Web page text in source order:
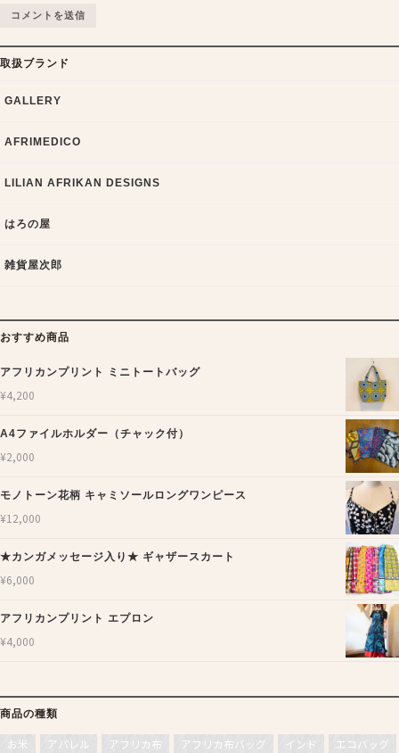
取扱ブランド
GALLERY
AFRIMEDICO
LILIAN AFRIKAN DESIGNS
はろの屋
雑貨屋次郎
おすすめ商品
アフリカンプリント ミニトートバッグ
¥4,200
A4ファイルホルダー（チャック付）
¥2,000
モノトーン花柄 キャミソールロングワンピース
¥12,000
★カンガメッセージ入り★ ギャザースカート
¥6,000
アフリカンプリント エプロン
¥4,000
商品の種類
お米 アパレル アフリカ布 アフリカ布バッグ インド エコバッグ